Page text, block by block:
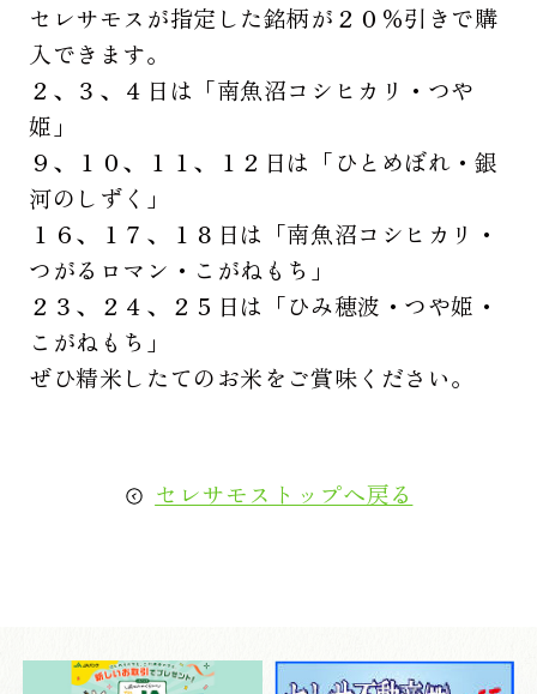
セレサモスが指定した銘柄が２０％引きで購
入できます。
２、３、４日は「南魚沼コシヒカリ・つや
姫」
９、１０、１１、１２日は「ひとめぼれ・銀
河のしずく」
１６、１７、１８日は「南魚沼コシヒカリ・
つがるロマン・こがねもち」
２３、２４、２５日は「ひみ穂波・つや姫・
こがねもち」
ぜひ精米したてのお米をご賞味ください。
セレサモストップへ戻る